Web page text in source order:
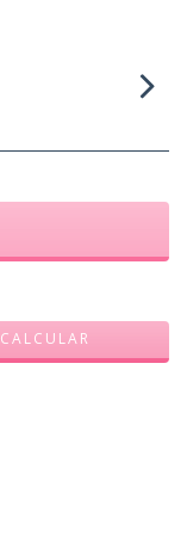
CALCULAR